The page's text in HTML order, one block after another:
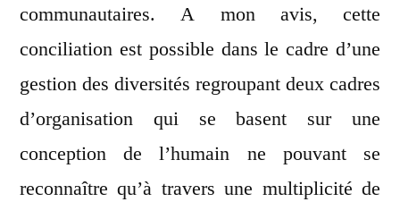
communautaires. A mon avis, cette
conciliation est possible dans le cadre d’une
gestion des diversités regroupant deux cadres
d’organisation qui se basent sur une
conception de l’humain ne pouvant se
reconnaître qu’à travers une multiplicité de